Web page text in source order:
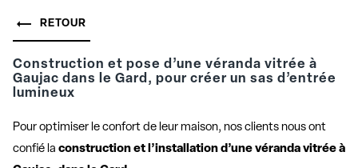
RETOUR
Construction et pose d’une véranda vitrée à
Gaujac dans le Gard, pour créer un sas d’entrée
lumineux
Pour optimiser le confort de leur maison, nos clients nous ont
confié la construction et l’installation d’une véranda vitrée à